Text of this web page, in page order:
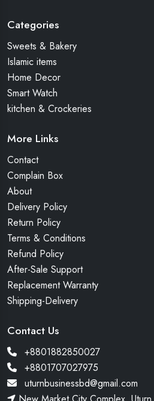
Categories
Sweets & Bakery
Islamic items
Home Decor
Smart Watch
kitchen & Crockeries
More Links
Contact
Complain Box
About
Delivery Policy
Return Policy
Terms & Conditions
Refund Policy
After-Sale Support
Replacement Warranty
Shipping-Delivery
Contact Us
+8801882850027
+8801707027975
uturnbusinessbd@gmail.com